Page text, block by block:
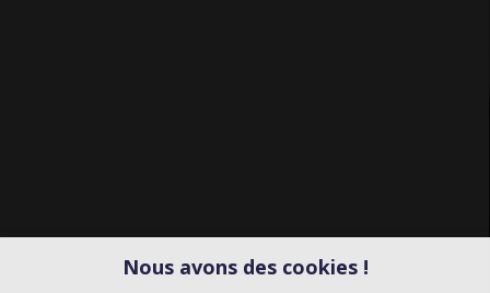
Nous avons des cookies !